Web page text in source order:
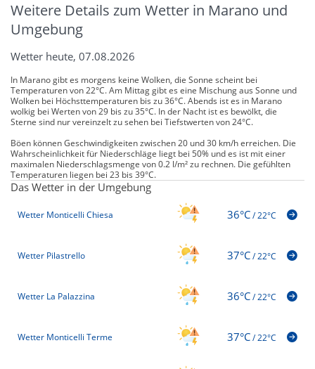
Weitere Details zum Wetter in Marano und
Umgebung
Wetter heute, 07.08.2026
In Marano gibt es morgens keine Wolken, die Sonne scheint bei
Temperaturen von 22°C. Am Mittag gibt es eine Mischung aus Sonne und
Wolken bei Höchsttemperaturen bis zu 36°C. Abends ist es in Marano
wolkig bei Werten von 29 bis zu 35°C. In der Nacht ist es bewölkt, die
Sterne sind nur vereinzelt zu sehen bei Tiefstwerten von 24°C.
Böen können Geschwindigkeiten zwischen 20 und 30 km/h erreichen. Die
Wahrscheinlichkeit für Niederschläge liegt bei 50% und es ist mit einer
maximalen Niederschlagsmenge von 0.2 l/m² zu rechnen. Die gefühlten
Temperaturen liegen bei 23 bis 39°C.
Das Wetter in der Umgebung
Wetter Monticelli Chiesa 36°C/22°C
Wetter Pilastrello 37°C/22°C
Wetter La Palazzina 36°C/22°C
Wetter Monticelli Terme 37°C/22°C